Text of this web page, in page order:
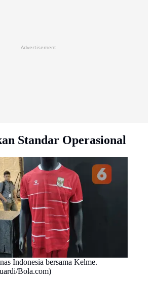
Advertisement
Standar Operasional
Indonesia bersama Kelme.
Bola.com)